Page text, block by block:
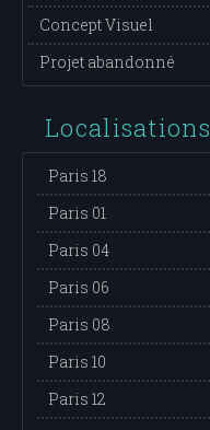
Concept Visuel
Projet abandonné
Localisations
Paris 18
Paris 01
Paris 04
Paris 06
Paris 08
Paris 10
Paris 12